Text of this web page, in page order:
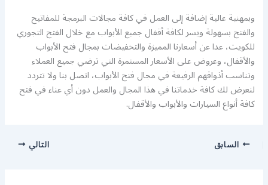
وبمهنية عالية إضافة إلى العمل في كافة مجالات البرمجة للمفاتيح
والفتح بسهولة ويسر لكافة أقفال جميع الأبواب مع خلال الفتح التجوري
للكويت، عدا عن أسعارنا المميزة والتخفيضات بمجال فتح الأبواب
والأقفال، وعروض على الأسعار المستمرة التي ترضي جميع العملاء
وتناسب أذواقهم الرفيعة في مجال فتح الأبواب، اتصل بنا ولا تتردد
لنعرض لك كافة خدماتنا في هذا المجال والعمل دون أي عناء في فتح
كافة أنواع السيارات والأبواب والأقفال.
السابق التالي